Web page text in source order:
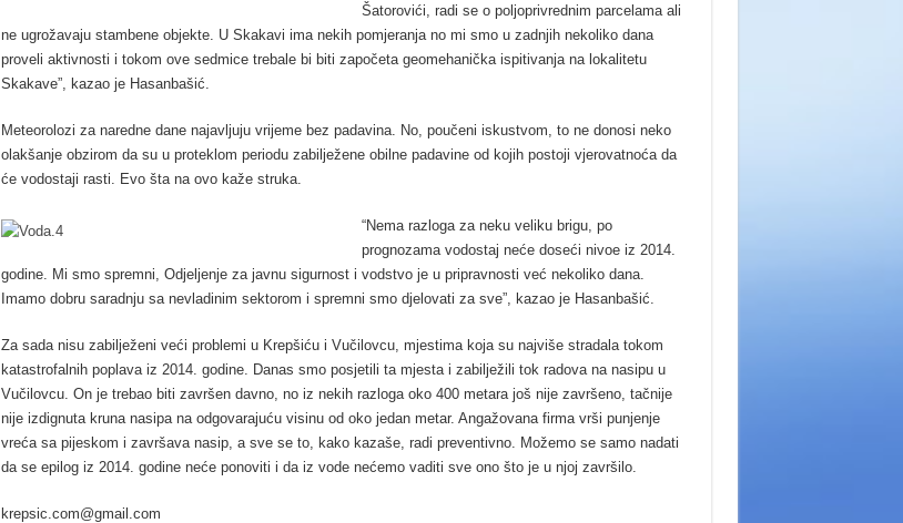
Šatorovići, radi se o poljoprivrednim parcelama ali
ne ugrožavaju stambene objekte. U Skakavi ima nekih pomjeranja no mi smo u zadnjih nekoliko dana
proveli aktivnosti i tokom ove sedmice trebale bi biti započeta geomehanička ispitivanja na lokalitetu
Skakave”, kazao je Hasanbašić.
Meteorolozi za naredne dane najavljuju vrijeme bez padavina. No, poučeni iskustvom, to ne donosi neko
olakšanje obzirom da su u proteklom periodu zabilježene obilne padavine od kojih postoji vjerovatnoća da
će vodostaji rasti. Evo šta na ovo kaže struka.
“Nema razloga za neku veliku brigu, po
prognozama vodostaj neće doseći nivoe iz 2014.
godine. Mi smo spremni, Odjeljenje za javnu sigurnost i vodstvo je u pripravnosti već nekoliko dana.
Imamo dobru saradnju sa nevladinim sektorom i spremni smo djelovati za sve”, kazao je Hasanbašić.
Za sada nisu zabilježeni veći problemi u Krepšiću i Vučilovcu, mjestima koja su najviše stradala tokom
katastrofalnih poplava iz 2014. godine. Danas smo posjetili ta mjesta i zabilježili tok radova na nasipu u
Vučilovcu. On je trebao biti završen davno, no iz nekih razloga oko 400 metara još nije završeno, tačnije
nije izdignuta kruna nasipa na odgovarajuću visinu od oko jedan metar. Angažovana firma vrši punjenje
vreća sa pijeskom i završava nasip, a sve se to, kako kazaše, radi preventivno. Možemo se samo nadati
da se epilog iz 2014. godine neće ponoviti i da iz vode nećemo vaditi sve ono što je u njoj završilo.
krepsic.com@gmail.com